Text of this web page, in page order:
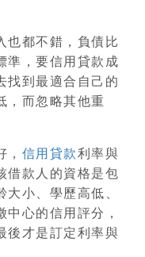
也都不錯，負債比
準，要信用貸款成
找到最適合自己的
，而忽略其他重
信用貸款利率與
借款人的資格是包
小、學歷高低、
心的信用評分，
後才是訂定利率與